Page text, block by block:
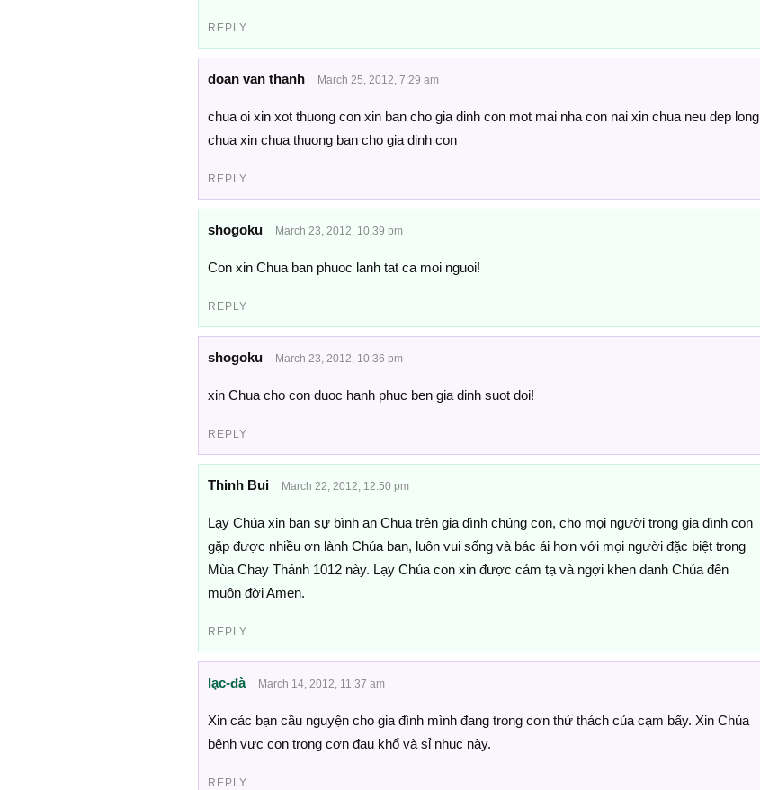
REPLY
doan van thanh March 25, 2012, 7:29 am
chua oi xin xot thuong con xin ban cho gia dinh con mot mai nha con nai xin chua neu dep long
chua xin chua thuong ban cho gia dinh con
REPLY
shogoku March 23, 2012, 10:39 pm
Con xin Chua ban phuoc lanh tat ca moi nguoi!
REPLY
shogoku March 23, 2012, 10:36 pm
xin Chua cho con duoc hanh phuc ben gia dinh suot doi!
REPLY
Thinh Bui March 22, 2012, 12:50 pm
Lạy Chúa xin ban sự bình an Chua trên gia đình chúng con, cho mọi người trong gia đình con
gặp được nhiều ơn lành Chúa ban, luôn vui sống và bác ái hơn với mọi người đặc biệt trong
Mùa Chay Thánh 1012 này. Lạy Chúa con xin được cảm tạ và ngợi khen danh Chúa đến
muôn đời Amen.
REPLY
lạc-đà March 14, 2012, 11:37 am
Xin các bạn cầu nguyện cho gia đình mình đang trong cơn thử thách của cạm bẩy. Xin Chúa
bênh vực con trong cơn đau khổ và sỉ nhục này.
REPLY